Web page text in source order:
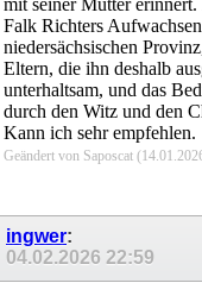
Falk Richters
niedersächsischen
Eltern, die ihn deshalb
unterhaltsam, und das
durch den Witz und den
Kann ich sehr empfehlen.
Geändert von Saposcat
ingwer:
04.02.2026 22:59